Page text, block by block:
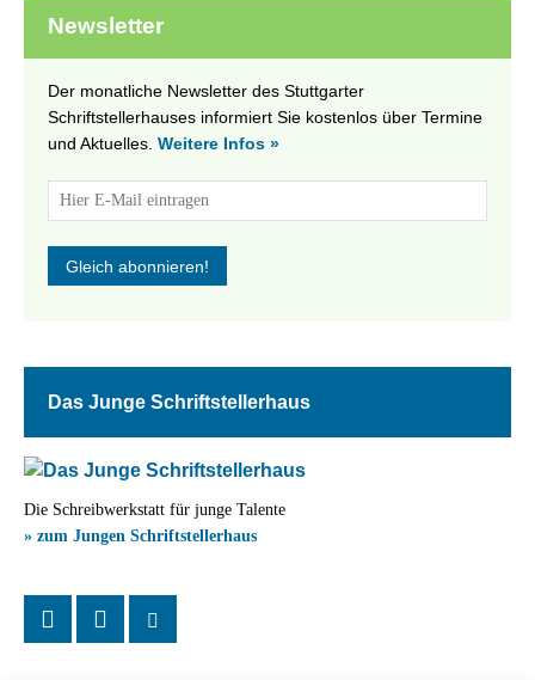
Newsletter
Der monatliche Newsletter des Stuttgarter
Schriftstellerhauses informiert Sie kostenlos über Termine
und Aktuelles. Weitere Infos »
Das Junge Schriftstellerhaus
Die Schreibwerkstatt für junge Talente
» zum Jungen Schriftstellerhaus